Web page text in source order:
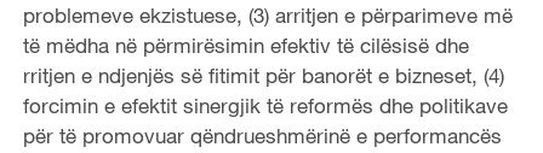
problemeve ekzistuese, (3) arritjen e përparimeve më
të mëdha në përmirësimin efektiv të cilësisë dhe
rritjen e ndjenjës së fitimit për banorët e bizneset, (4)
forcimin e efektit sinergjik të reformës dhe politikave
për të promovuar qëndrueshmërinë e performancës